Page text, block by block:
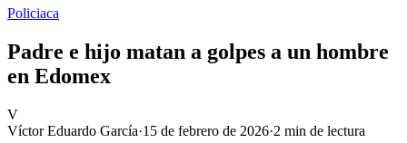
Policiaca
Padre e hijo matan a golpes a un hombre
en Edomex
V
Víctor Eduardo García·15 de febrero de 2026·2 min de lectura